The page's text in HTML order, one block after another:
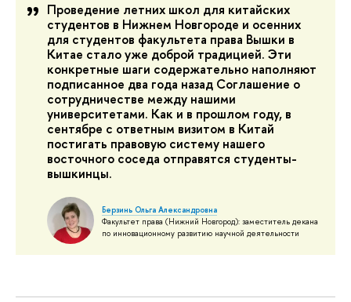
Проведение летних школ для китайских
студентов в Нижнем Новгороде и осенних
для студентов факультета права Вышки в
Китае стало уже доброй традицией. Эти
конкретные шаги содержательно наполняют
подписанное два года назад Соглашение о
сотрудничестве между нашими
университетами. Как и в прошлом году, в
сентябре с ответным визитом в Китай
постигать правовую систему нашего
восточного соседа отправятся студенты-
вышкинцы.
Берзинь Ольга Александровна
Факультет права (Нижний Новгород): заместитель декана
по инновационному развитию научной деятельности